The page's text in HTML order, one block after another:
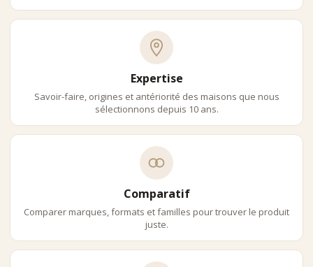
Expertise
Savoir-faire, origines et antériorité des maisons que nous
sélectionnons depuis 10 ans.
Comparatif
Comparer marques, formats et familles pour trouver le produit
juste.